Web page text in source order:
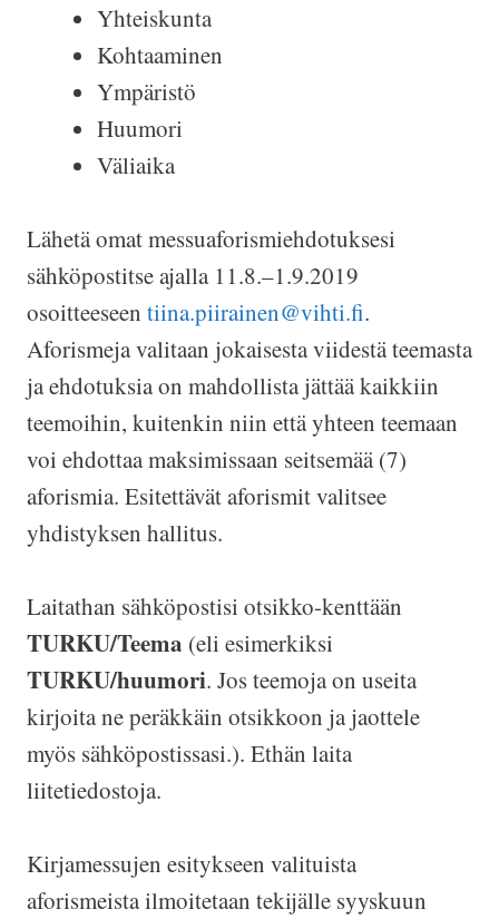
Yhteiskunta
Kohtaaminen
Ympäristö
Huumori
Väliaika
Lähetä omat messuaforismiehdotuksesi
sähköpostitse ajalla 11.8.–1.9.2019
osoitteeseen tiina.piirainen@vihti.fi.
Aforismeja valitaan jokaisesta viidestä teemasta
ja ehdotuksia on mahdollista jättää kaikkiin
teemoihin, kuitenkin niin että yhteen teemaan
voi ehdottaa maksimissaan seitsemää (7)
aforismia. Esitettävät aforismit valitsee
yhdistyksen hallitus.
Laitathan sähköpostisi otsikko-kenttään
TURKU/Teema (eli esimerkiksi
TURKU/huumori. Jos teemoja on useita
kirjoita ne peräkkäin otsikkoon ja jaottele
myös sähköpostissasi.). Ethän laita
liitetiedostoja.
Kirjamessujen esitykseen valituista
aforismeista ilmoitetaan tekijälle syyskuun